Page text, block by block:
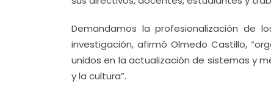
Demandamos la profesionalización de
investigación, afirmó Olmedo Castillo,
unidos en la actualización de sistemas y
y la cultura”.